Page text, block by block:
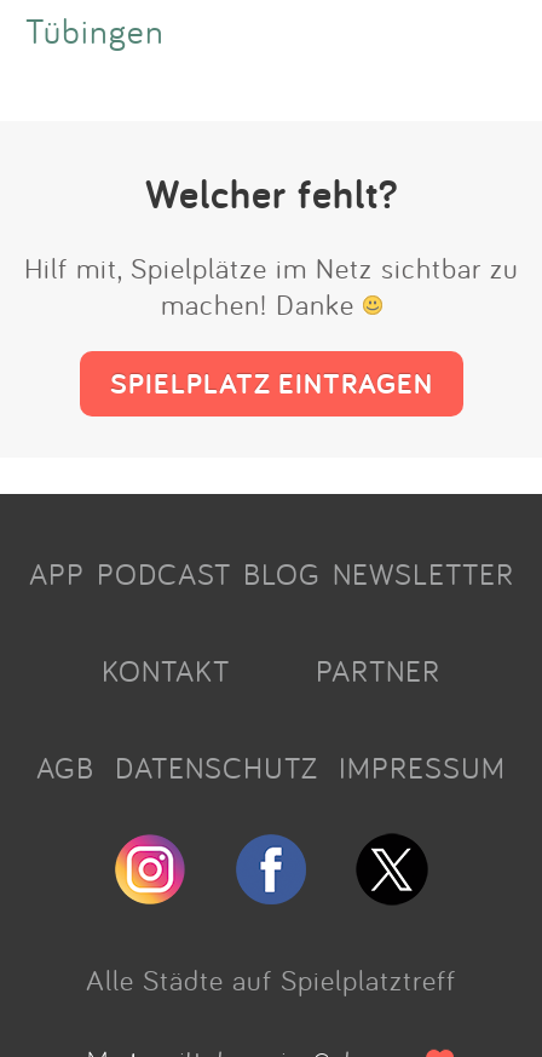
Tübingen
Welcher fehlt?
Hilf mit, Spielplätze im Netz sichtbar zu
machen! Danke
SPIELPLATZ EINTRAGEN
APP PODCAST BLOG NEWSLETTER
KONTAKT PARTNER
AGB DATENSCHUTZ IMPRESSUM
Alle Städte auf Spielplatztreff